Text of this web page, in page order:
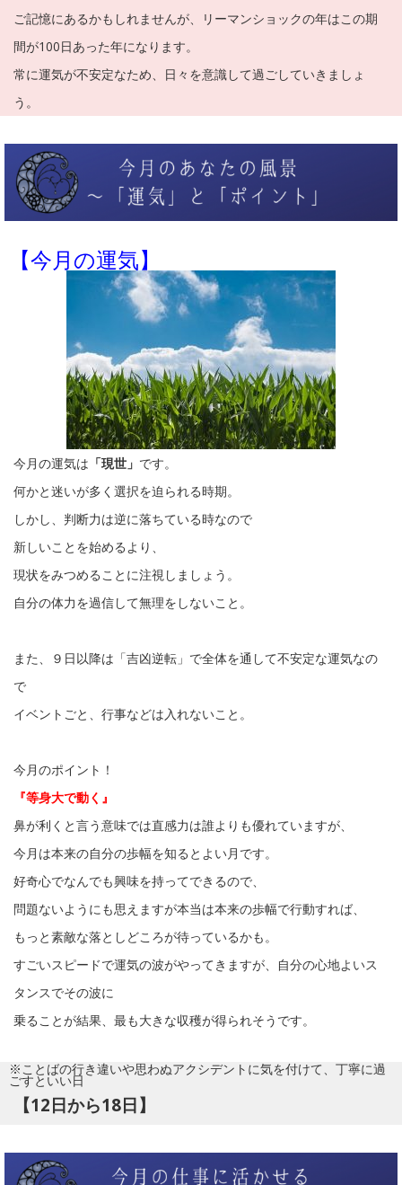
ご記憶にあるかもしれませんが、リーマンショックの年はこの期
間が100日あった年になります。
常に運気が不安定なため、日々を意識して過ごしていきましょ
う。
【今月の運気】
今月の運気は 「現世」 です。
何かと迷いが多く選択を迫られる時期。
しかし、判断力は逆に落ちている時なので
新しいことを始めるより、
現状をみつめることに注視しましょう。
自分の体力を過信して無理をしないこと。
また、９日以降は「吉凶逆転」で全体を通して不安定な運気なの
で
イベントごと、行事などは入れないこと。
今月のポイント！
『等身大で動く』
鼻が利くと言う意味では直感力は誰よりも優れていますが、
今月は本来の自分の歩幅を知るとよい月です。
好奇心でなんでも興味を持ってできるので、
問題ないようにも思えますが本当は本来の歩幅で行動すれば、
もっと素敵な落としどころが待っているかも。
すごいスピードで運気の波がやってきますが、自分の心地よいス
タンスでその波に
乗ることが結果、最も大きな収穫が得られそうです。
※ことばの行き違いや思わぬアクシデントに気を付けて、丁寧に過
ごすといい日
【12日から18日】